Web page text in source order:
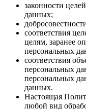
законности
данных;
соответствия
целям, заранее
персональных
соответствия
персональных
персональных
данных.
Настоящая
любой вид